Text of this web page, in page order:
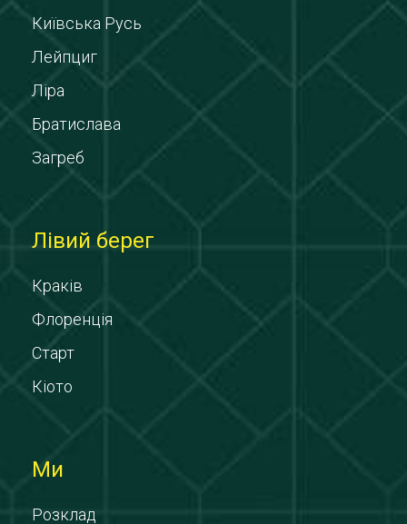
Київська Русь
Лейпциг
Ліра
Братислава
Загреб
Лівий берег
Краків
Флоренція
Старт
Кіото
Ми
Розклад